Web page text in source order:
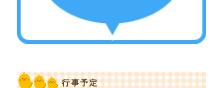
行事予定